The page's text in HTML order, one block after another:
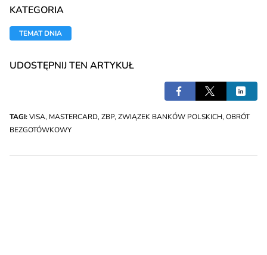
KATEGORIA
TEMAT DNIA
UDOSTĘPNIJ TEN ARTYKUŁ
TAGI:VISA, MASTERCARD, ZBP, ZWIĄZEK BANKÓW POLSKICH, OBRÓT
BEZGOTÓWKOWY